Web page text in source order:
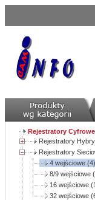
Rejestratory Cyfrowe
Rejestratory
Rejestratory
4 wejściowe (4)
8/9 wejściowe
16 wejściowe
32 wejściowe